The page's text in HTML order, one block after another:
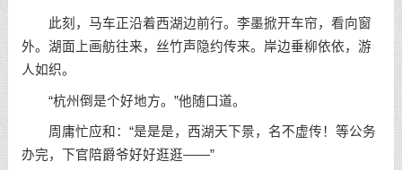
此刻，马车正沿着西湖边前行。李墨掀开车帘，看向窗
外。湖面上画舫往来，丝竹声隐约传来。岸边垂柳依依，游
人如织。
“杭州倒是个好地方。”他随口道。
周庸忙应和：“是是是，西湖天下景，名不虚传！等公务
办完，下官陪爵爷好好逛逛——”